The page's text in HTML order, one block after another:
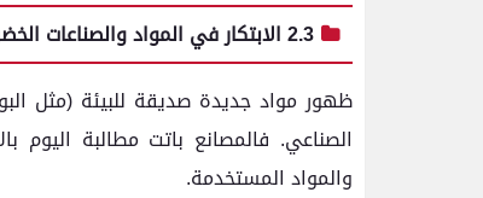
2.3 الابتكار في المواد والصناعات الخضراء
ظهور مواد جديدة صديقة للبيئة (مثل
الصناعي. فالمصانع باتت مطالبة اليوم
والمواد المستخدمة.